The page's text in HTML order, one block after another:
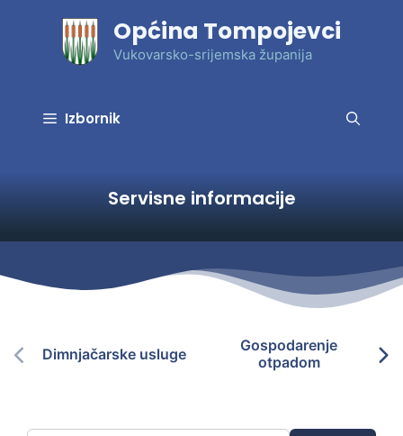
Općina Tompojevci
Vukovarsko-srijemska županija
Izbornik
Servisne informacije
Dimnjačarske usluge
Gospodarenje
otpadom